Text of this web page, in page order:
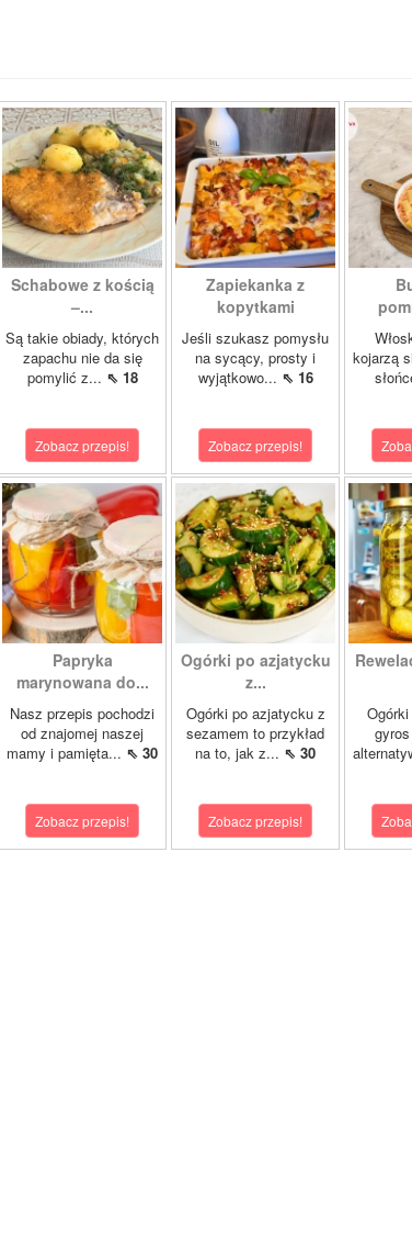
Schabowe z kością
–...
Są takie obiady, których
zapachu nie da się
pomylić z... ⇖ 18
Zobacz przepis!
Zapiekanka z
kopytkami
Jeśli szukasz pomysłu
na sycący, prosty i
wyjątkowo... ⇖ 16
Zobacz przepis!
kojarzą
Papryka
marynowana do...
Nasz przepis pochodzi
od znajomej naszej
mamy i pamięta... ⇖ 30
Zobacz przepis!
Ogórki po azjatycku
z...
Ogórki po azjatycku z
sezamem to przykład
na to, jak z... ⇖ 30
Zobacz przepis!